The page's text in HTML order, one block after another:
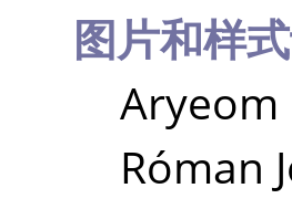
图片和样
Aryeom
Róman